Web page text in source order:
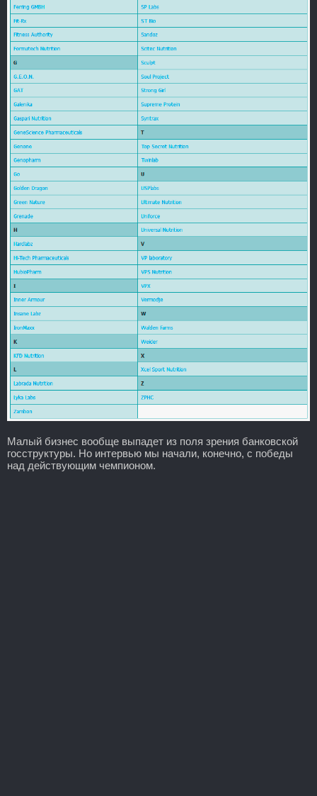
Малый бизнес вообще выпадет из поля зрения банковской
госструктуры. Но интервью мы начали, конечно, с победы
над действующим чемпионом.